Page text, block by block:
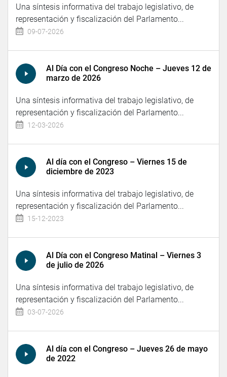
Una síntesis informativa del trabajo legislativo, de
representación y fiscalización del Parlamento...
09-07-2026
Al Día con el Congreso Noche – Jueves 12 de
marzo de 2026
Una síntesis informativa del trabajo legislativo, de
representación y fiscalización del Parlamento...
12-03-2026
Al día con el Congreso – Viernes 15 de
diciembre de 2023
Una síntesis informativa del trabajo legislativo, de
representación y fiscalización del Parlamento...
15-12-2023
Al Día con el Congreso Matinal – Viernes 3
de julio de 2026
Una síntesis informativa del trabajo legislativo, de
representación y fiscalización del Parlamento...
03-07-2026
Al día con el Congreso – Jueves 26 de mayo
de 2022